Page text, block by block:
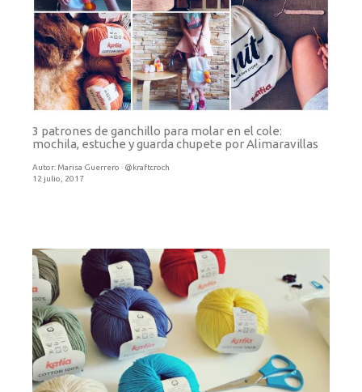
3 patrones de ganchillo para molar en el cole:
mochila, estuche y guarda chupete por Alimaravillas
Autor: Marisa Guerrero · @kraftcroch
12 julio, 2017